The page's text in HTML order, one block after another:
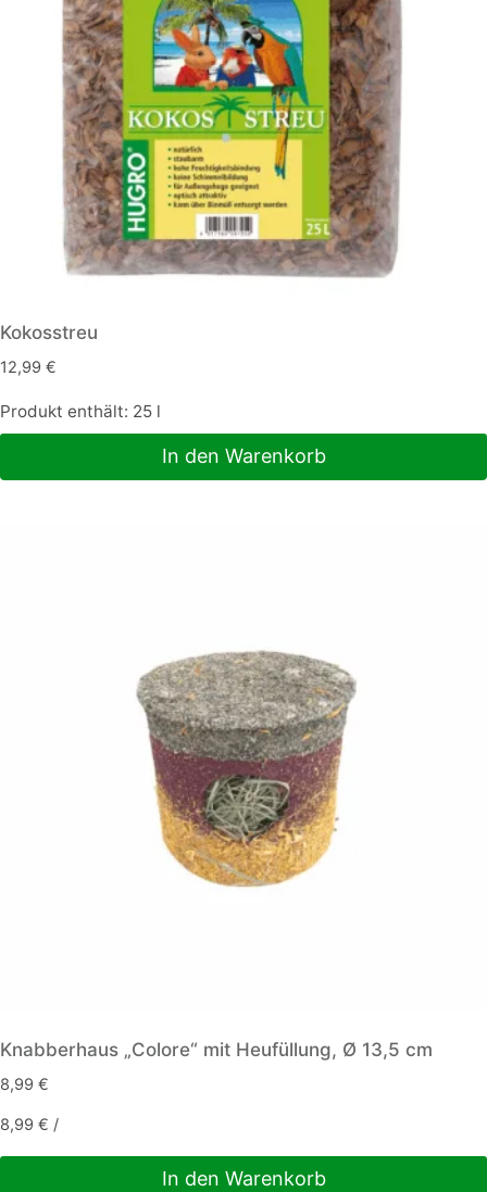
Kokosstreu
12,99 €
Produkt enthält: 25 l
In den Warenkorb
Knabberhaus „Colore“ mit Heufüllung, Ø 13,5 cm
8,99 €
8,99 € /
In den Warenkorb